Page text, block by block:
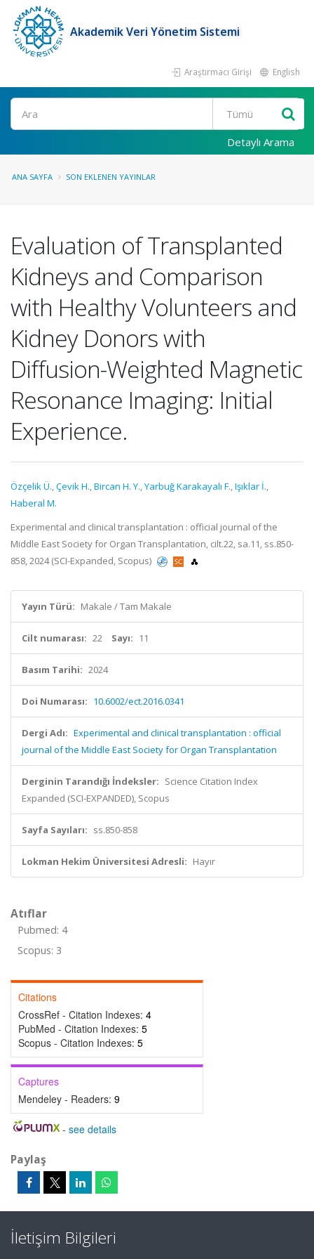
Akademik Veri Yönetim Sistemi
Araştırmacı Girişi English
Ara
Detaylı Arama
ANA SAYFA SON EKLENEN YAYINLAR
Evaluation of Transplanted
Kidneys and Comparison
with Healthy Volunteers and
Kidney Donors with
Diffusion-Weighted Magnetic
Resonance Imaging: Initial
Experience.
Özçelik Ü.,Çevik H.,Bircan H. Y.,Yarbuğ Karakayalı F.,Işıklar İ.,
Haberal M.
Experimental and clinical transplantation : official journal of the
Middle East Society for Organ Transplantation, cilt.22, sa.11, ss.850-
858, 2024 (SCI-Expanded, Scopus)
Yayın Türü: Makale / Tam Makale
Cilt numarası: 22 Sayı: 11
Basım Tarihi: 2024
Doi Numarası: 10.6002/ect.2016.0341
Dergi Adı: Experimental and clinical transplantation : official
journal of the Middle East Society for Organ Transplantation
Derginin Tarandığı İndeksler: Science Citation Index
Expanded (SCI-EXPANDED), Scopus
Sayfa Sayıları: ss.850-858
Lokman Hekim Üniversitesi Adresli: Hayır
Atıflar
Pubmed: 4
Scopus: 3
Citations
CrossRef - Citation Indexes: 4
PubMed - Citation Indexes: 5
Scopus - Citation Indexes: 5
Captures
Mendeley - Readers: 9
- see details
Paylaş
İletişim Bilgileri